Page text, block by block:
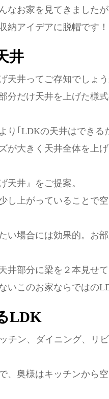
なお家を見てきました
納アイデアに脱帽です！
井
天井ってご存知でしょ
分だけ天井を上げた様
り｢LDKの天井はでき
が大きく天井全体を上
天井』をご提案。
し上がっていることで
い場合には効果的。お
井部分に梁を２本見せ
いこのお家ならではの
LDK
チン、ダイニング、リ
、奥様はキッチンから